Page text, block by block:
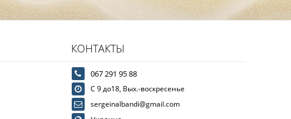
КОНТАКТЫ
067 291 95 88
С 9 до18, Вых.-воскресенье
sergeinalbandi@gmail.com